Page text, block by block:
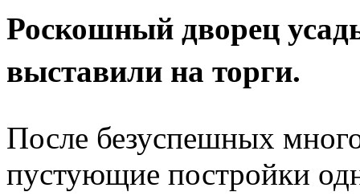
Роскошный дворец
выставили на торги.
После безуспешных
пустующие постройки